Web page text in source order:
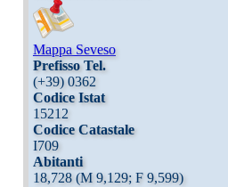
Mappa Seveso
Prefisso Tel.
(+39) 0362
Codice Istat
15212
Codice Catastale
I709
Abitanti
18,728 (M 9,129; F 9,599)